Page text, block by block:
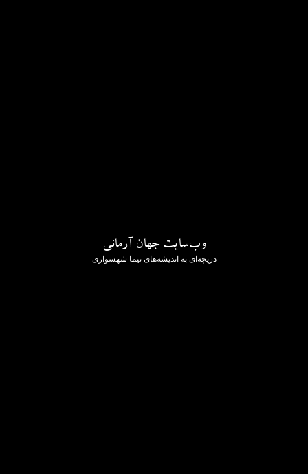
وب‌سایت جهان آرمانی
دریچه‌ای به اندیشه‌های نیما شهسواری